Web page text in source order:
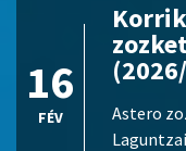
16
FÉV
Astero